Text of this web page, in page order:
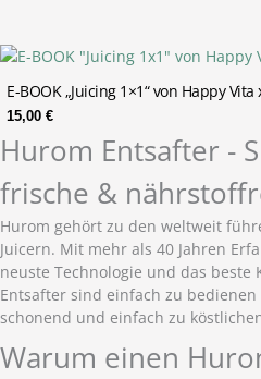
E-BOOK „Juicing 1×1“ von Happy
15,00 €
Hurom Entsafter -
frische &
Hurom gehört zu den weltweit
Juicern. Mit mehr als 40 Jahren
neuste Technologie und das beste
Entsafter sind einfach zu
schonend und einfach zu
Warum einen